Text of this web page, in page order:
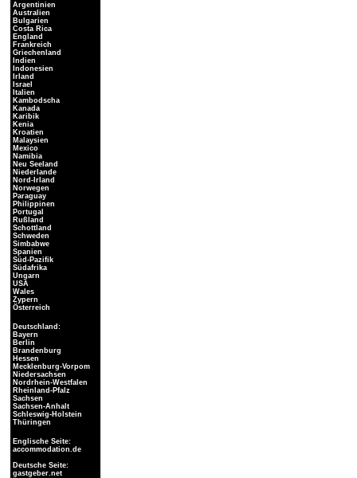
Argentinien
Australien
Bulgarien
Costa Rica
England
Frankreich
Griechenland
Indien
Indonesien
Irland
Israel
Italien
Kambodscha
Kanada
Karibik
Kenia
Kroatien
Malaysien
Mexico
Namibia
Neu Seeland
Niederlande
Nord-Irland
Norwegen
Paraguay
Philippinen
Portugal
Rußland
Schottland
Schweden
Simbabwe
Spanien
Süd-Pazifik
Südafrika
Ungarn
USA
Wales
Zypern
Österreich
Deutschland:
Bayern
Berlin
Brandenburg
Hessen
Mecklenburg-Vorpom
Niedersachsen
Nordrhein-Westfalen
Rheinland-Pfalz
Sachsen
Sachsen-Anhalt
Schleswig-Holstein
Thüringen
Englische Seite:
accommodation.de
Deutsche Seite:
gastgeber.net